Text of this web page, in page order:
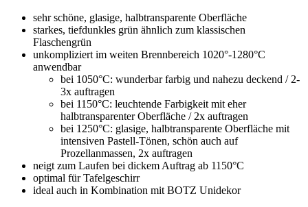
sehr schöne, glasige, halbtransparente Oberfläche
starkes, tiefdunkles grün ähnlich zum klassischen
Flaschengrün
unkompliziert im weiten Brennbereich 1020°-1280°C
anwendbar
bei 1050°C: wunderbar farbig und nahezu deckend / 2-
3x auftragen
bei 1150°C: leuchtende Farbigkeit mit eher
halbtransparenter Oberfläche / 2x auftragen
bei 1250°C: glasige, halbtransparente Oberfläche mit
intensiven Pastell-Tönen, schön auch auf
Prozellanmassen, 2x auftragen
neigt zum Laufen bei dickem Auftrag ab 1150°C
optimal für Tafelgeschirr
ideal auch in Kombination mit BOTZ Unidekor